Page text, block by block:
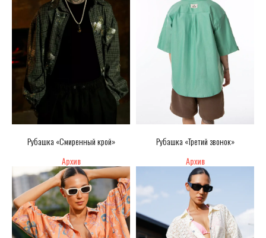
Рубашка «Смиренный крой» Рубашка «Третий звонок»